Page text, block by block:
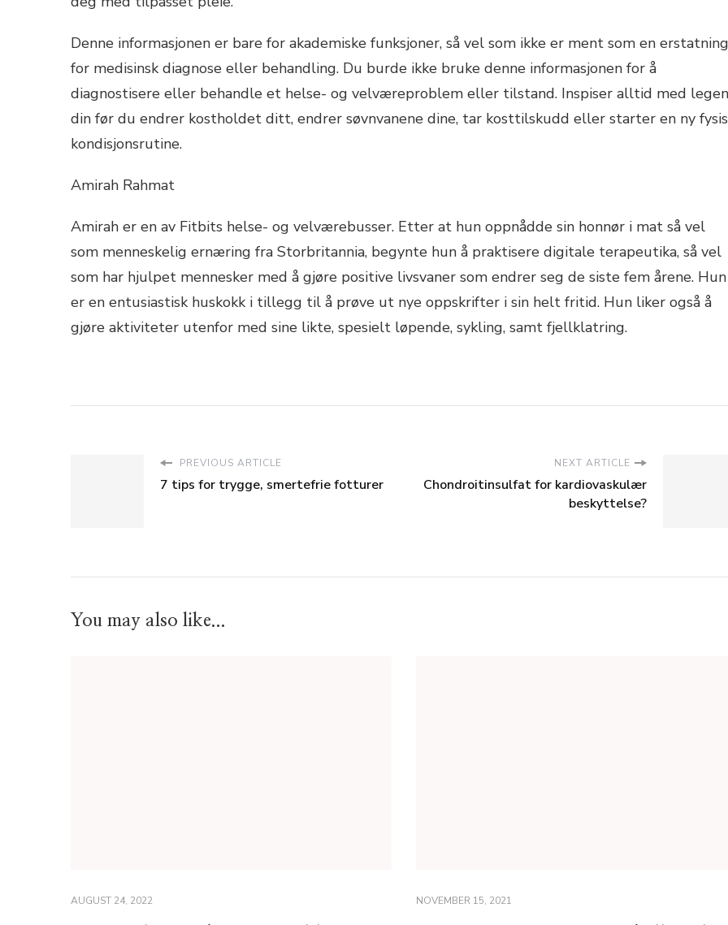
Denne informasjonen er bare for akademiske funksjoner, så vel som ikke er ment som en erstatning
for medisinsk diagnose eller behandling. Du burde ikke bruke denne informasjonen for å
diagnostisere eller behandle et helse- og velværeproblem eller tilstand. Inspiser alltid med legen
din før du endrer kostholdet ditt, endrer søvnvanene dine, tar kosttilskudd eller starter en ny
kondisjonsrutine.
Amirah Rahmat
Amirah er en av Fitbits helse- og velværebusser. Etter at hun oppnådde sin honnør i mat så vel
som menneskelig ernæring fra Storbritannia, begynte hun å praktisere digitale terapeutika, så vel
som har hjulpet mennesker med å gjøre positive livsvaner som endrer seg de siste fem årene. Hun
er en entusiastisk huskokk i tillegg til å prøve ut nye oppskrifter i sin helt fritid. Hun liker også å
gjøre aktiviteter utenfor med sine likte, spesielt løpende, sykling, samt fjellklatring.
PREVIOUS ARTICLE
7 tips for trygge, smertefrie fotturer
NEXT ARTICLE
Chondroitinsulfat for kardiovaskulær
beskyttelse?
You may also like...
AUGUST 24, 2022 NOVEMBER 15, 2021